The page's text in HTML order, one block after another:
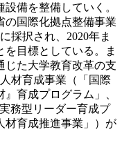
備を整備していく。
国際化拠点整備事業
採択され、2020年ま
を目標としている。ま
じた大学教育改革の支
材育成事業（「国際
育成プログラム」、
務型リーダー育成プ
材育成推進事業」）が